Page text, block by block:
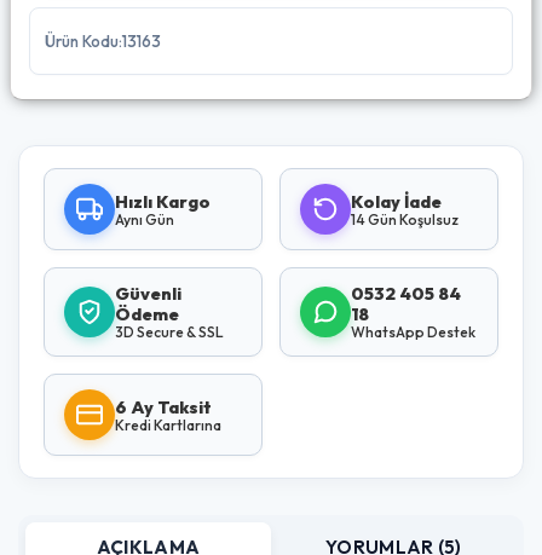
Ürün Kodu:13163
Hızlı Kargo
Aynı Gün
Kolay İade
14 Gün Koşulsuz
Güvenli
Ödeme
3D Secure & SSL
0532 405 84
18
WhatsApp Destek
6 Ay Taksit
Kredi Kartlarına
AÇIKLAMA YORUMLAR (5)